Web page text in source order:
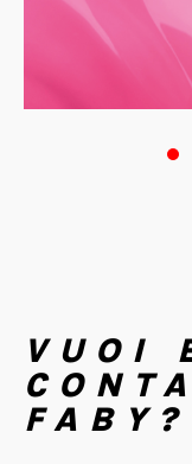
VUOI
FABY?